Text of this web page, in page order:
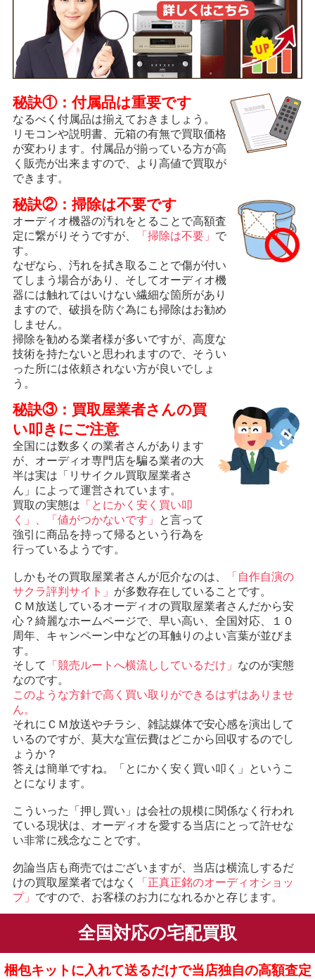
秘訣①：付属品は重要です
なるべく付属品は揃えておきましょう。
リモコンや説明書、元箱の有無で買取価格
が変わります。付属品が揃っている方が高
く販売が出来ますので、より高値で買取が
できます。
秘訣②：掃除は不要です
オーディオ機器の汚れをとることで高額査
定に繋がりそうですが、
「掃除は不要」 で
す。
なぜなら、汚れを拭き取ることで傷が付い
てしまう場合があり、そしてオーディオ機
器には触れてはいけない繊細な箇所があり
ますので、破損を防ぐ為にも掃除はお勧め
しません。
掃除を勧める業者様が多いですが、高度な
技術を持たないと思われますので、そうい
った所には依頼されない方が良いでしょ
う。
秘訣③：買取屋業者さんの買
い叩きにご注意
全国には数多くの業者さんがあります
が、オーディオ専門店を騙る業者の大
半は実は「リサイクル買取屋業者さ
ん」によって運営されています。
買取の実態は 「とにかく安く買い叩
く」、「値がつかないです」
と言って
強引に商品を持って帰るという行為を
行っているようです。
しかもその買取屋業者さんが厄介なのは、
「自作自演の
サクラ評判サイト」 が多数存在していることです。
ＣＭ放送しているオーディオの買取屋業者さんだから安
心？綺麗なホームページで、早い高い、全国対応、１０
周年、キャンペーン中などの耳触りのよい言葉が並びま
す。
そして
「競売ルートへ横流ししているだけ」 なのが実態
なのです。
このような方針で高く買い取りができるはずはありませ
ん。
それにＣＭ放送やチラシ、雑誌媒体で安心感を演出して
いるのですが、莫大な宣伝費はどこから回収するのでし
ょうか？
答えは簡単ですね。「とにかく安く買い叩く」というこ
とになります。
こういった「押し買い」は会社の規模に関係なく行われ
ている現状は、オーディオを愛する当店にとって許せな
い非常に残念なことです。
勿論当店も商売ではございますが、当店は横流しするだ
けの買取屋業者ではなく
「正真正銘のオーディオショッ
プ」 ですので、お客様のお力になれるかと存じます。
全国対応の宅配買取
梱包キットに入れて送るだけで当店独自の高額査定